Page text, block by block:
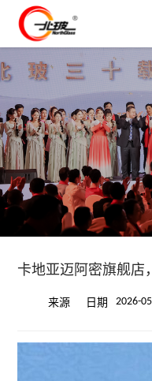
卡地亚迈阿密旗舰店
来源 日期 2026-